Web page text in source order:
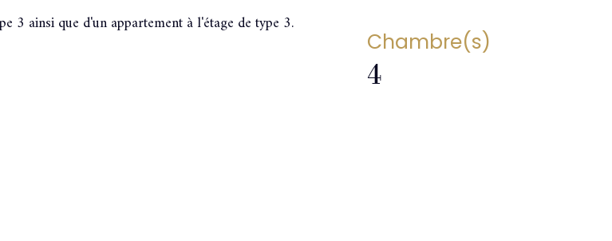
3 ainsi que d'un appartement à l'étage de type 3.
Chambre(s)
4